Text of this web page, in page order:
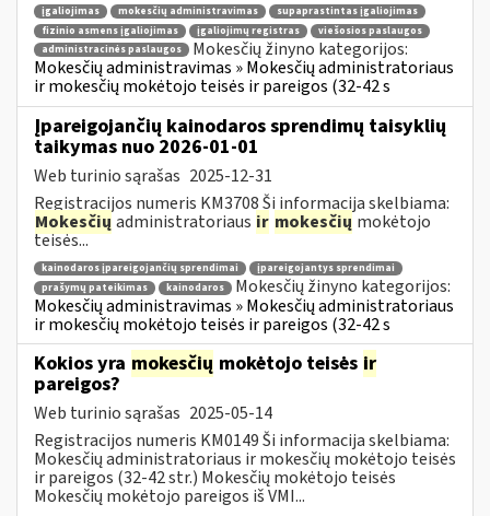
įgaliojimas mokesčių administravimas
supaprastintas įgaliojimas
fizinio asmens įgaliojimas
įgaliojimų registras
viešosios paslaugos
administracinės paslaugos
Mokesčių žinyno kategorijos:
Mokesčių administravimas » Mokesčių administratoriaus
ir mokesčių mokėtojo teisės ir pareigos (32-42 s
Įpareigojančių kainodaros sprendimų taisyklių
taikymas nuo 2026-01-01
Web turinio sąrašas 2025-12-31
Registracijos numeris KM3708 Ši informacija skelbiama:
Mokesčių administratoriaus ir mokesčių mokėtojo
teisės...
kainodaros įpareigojančių sprendimai
įpareigojantys sprendimai
prašymų pateikimas
kainodaros
Mokesčių žinyno kategorijos:
Mokesčių administravimas » Mokesčių administratoriaus
ir mokesčių mokėtojo teisės ir pareigos (32-42 s
Kokios yra mokesčių mokėtojo teisės ir
pareigos?
Web turinio sąrašas 2025-05-14
Registracijos numeris KM0149 Ši informacija skelbiama:
Mokesčių administratoriaus ir mokesčių mokėtojo teisės
ir pareigos (32-42 str.) Mokesčių mokėtojo teisės
Mokesčių mokėtojo pareigos iš VMI...